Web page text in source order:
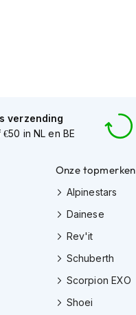
verzending
in NL en BE
Onze topmerken
Alpinestars
Dainese
Rev'it
Schuberth
Scorpion EXO
Shoei